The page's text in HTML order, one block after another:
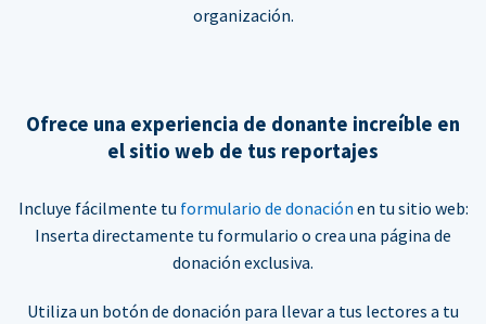
organización.
Ofrece una experiencia de donante increíble en
el sitio web de tus reportajes
Incluye fácilmente tu formulario de donación en tu sitio web:
Inserta directamente tu formulario o crea una página de
donación exclusiva.
Utiliza un botón de donación para llevar a tus lectores a tu